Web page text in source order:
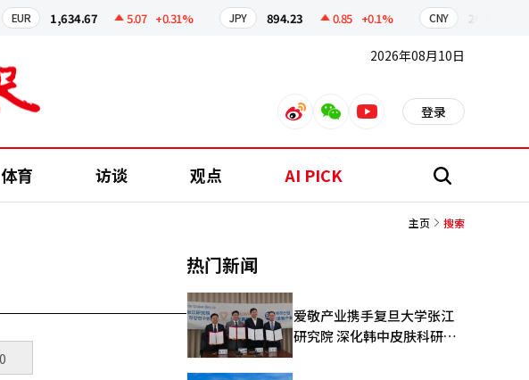
EUR 1,634.67 5.07 +0.31% JPY 894.23 0.85 +0.1% CNY 209.80
2026年08月10日
weiboweixinyoutube 登录
体育 访谈 观点 AI PICK 搜
主页 搜索
热门新闻
爱敬产业携手复旦大学张江
研究院 深化韩中皮肤科研合